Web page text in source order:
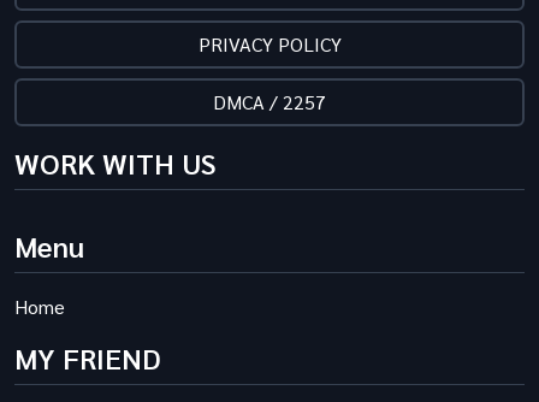
PRIVACY POLICY
DMCA / 2257
WORK WITH US
Menu
Home
MY FRIEND